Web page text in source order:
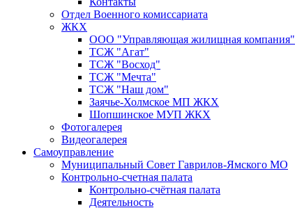
Отдел Военного комиссариата
ЖКХ
ООО "Управляющая жилищная компания"
ТСЖ "Агат"
ТСЖ "Восход"
ТСЖ "Мечта"
ТСЖ "Наш дом"
Заячье-Холмское МП ЖКХ
Шопшинское МУП ЖКХ
Фотогалерея
Видеогалерея
Самоуправление
Муниципальный Совет Гаврилов-Ямского МО
Контрольно-счетная палата
Контрольно-счётная палата
Деятельность